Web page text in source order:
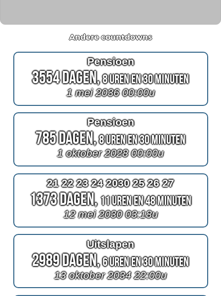
Andere countdowns
Pensioen
3554 Dagen,8 Uren en 30 Minuten
1 mei 2036 00:00u
Pensioen
785 Dagen,8 Uren en 30 Minuten
1 oktober 2028 00:00u
21 22 23 24 2030 25 26 27
1373 Dagen,11 Uren en 48 Minuten
12 mei 2030 03:18u
Uitslapen
2989 Dagen,6 Uren en 30 Minuten
13 oktober 2034 22:00u